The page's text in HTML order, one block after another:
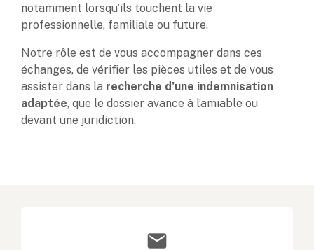
notamment lorsqu’ils touchent la vie
professionnelle, familiale ou future.
Notre rôle est de vous accompagner dans ces
échanges, de vérifier les pièces utiles et de vous
assister dans la recherche d’une indemnisation
adaptée, que le dossier avance à l’amiable ou
devant une juridiction.
mail